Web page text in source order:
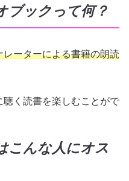
ブックって何？
レーターによる書籍の朗読
く読書を楽しむことがで
こんな人にオス